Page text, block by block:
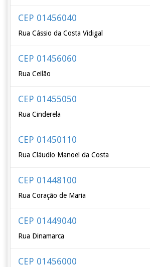
CEP 01456040
Rua Cássio da Costa Vidigal
CEP 01456060
Rua Ceilão
CEP 01455050
Rua Cinderela
CEP 01450110
Rua Cláudio Manoel da Costa
CEP 01448100
Rua Coração de Maria
CEP 01449040
Rua Dinamarca
CEP 01456000